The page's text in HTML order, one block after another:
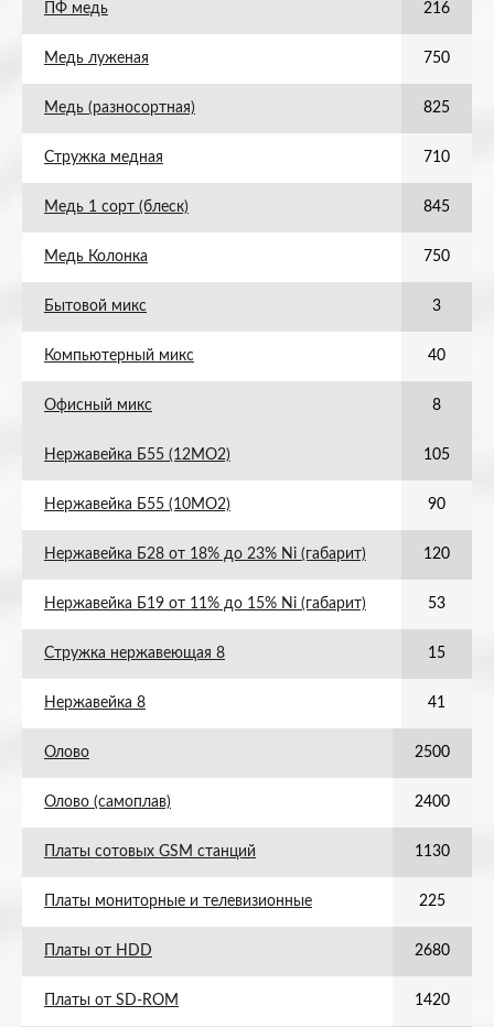
ПФ медь 216
Медь луженая 750
Медь (разносортная) 825
Стружка медная 710
Медь 1 сорт (блеск) 845
Медь Колонка 750
Бытовой микс 3
Компьютерный микс 40
Офисный микс 8
Нержавейка Б55 (12МО2) 105
Нержавейка Б55 (10МО2) 90
Нержавейка Б28 от 18% до 23% Ni (габарит) 120
Нержавейка Б19 от 11% до 15% Ni (габарит) 53
Стружка нержавеющая 8 15
Нержавейка 8 41
Олово 2500
Олово (самоплав) 2400
Платы сотовых GSM станций 1130
Платы мониторные и телевизионные 225
Платы от HDD 2680
Платы от SD-ROM 1420